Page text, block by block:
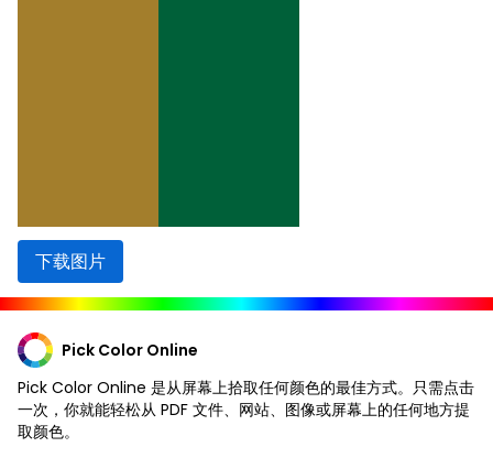
下载图片
Pick Color Online
Pick Color Online 是从屏幕上拾取任何颜色的最佳方式。只需点击
一次，你就能轻松从 PDF 文件、网站、图像或屏幕上的任何地方提
取颜色。